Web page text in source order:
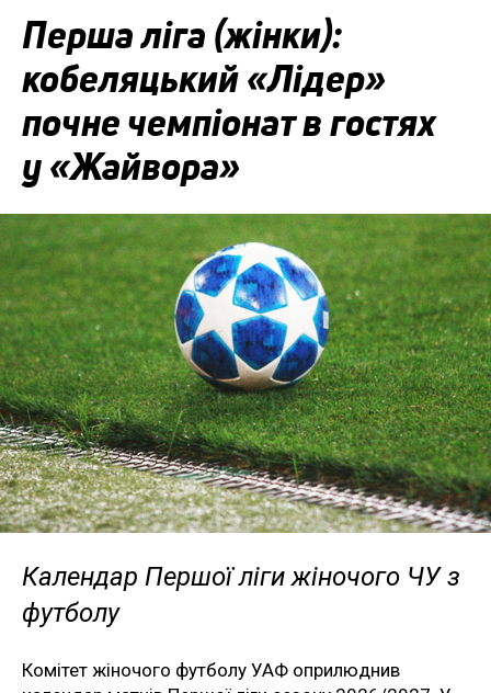
Перша ліга (жінки):
кобеляцький «Лідер»
почне чемпіонат в гостях
у «Жайвора»
Календар Першої ліги жіночого ЧУ з
футболу
Комітет жіночого футболу УАФ оприлюднив